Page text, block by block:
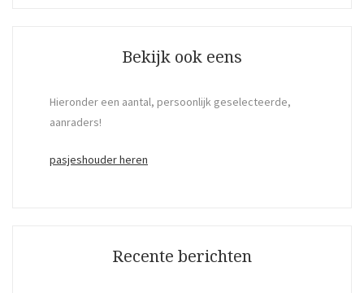
Bekijk ook eens
Hieronder een aantal, persoonlijk geselecteerde,
aanraders!
pasjeshouder heren
Recente berichten